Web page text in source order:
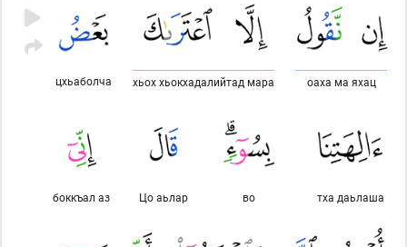
оаха ма яхац
хьох хьокхадалийтад мара
цхьаболча
тха даьлаша
во
Цо аьлар
боккъал аз